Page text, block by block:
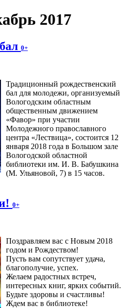
2017
0+
Традиционный рождественский
бал для молодежи, организуемый
Вологодским областным
общественным движением
«Фавор» при участии
Молодежного православного
центра «Лествица», состоится 12
января 2018 года в Большом зале
Вологодской областной
библиотеки им. И. В. Бабушкина
(М. Ульяновой, 7) в 15 часов.
0+
Поздравляем вас с Новым 2018
годом и Рождеством!
Пусть вам сопутствует удача,
благополучие, успех.
Желаем радостных встреч,
интересных книг, ярких событий.
Будьте здоровы и счастливы!
Ждем вас в библиотеке!